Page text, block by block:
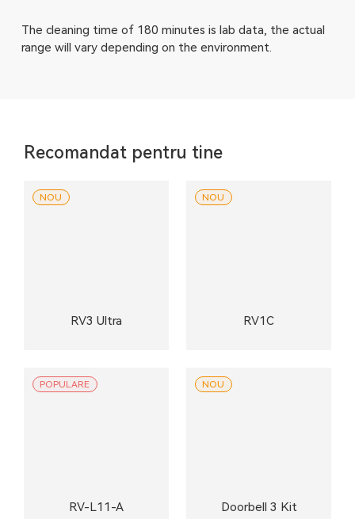
The cleaning time of 180 minutes is lab data, the actual
range will vary depending on the environment.
Recomandat pentru tine
RV3 Ultra
NOU
RV1C
NOU
RV-L11-A
POPULARE
Doorbell 3 Kit
NOU